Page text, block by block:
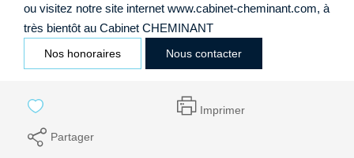
ou visitez notre site internet www.cabinet-cheminant.com, à
très bientôt au Cabinet CHEMINANT
Nos honoraires Nous contacter
Imprimer
Partager